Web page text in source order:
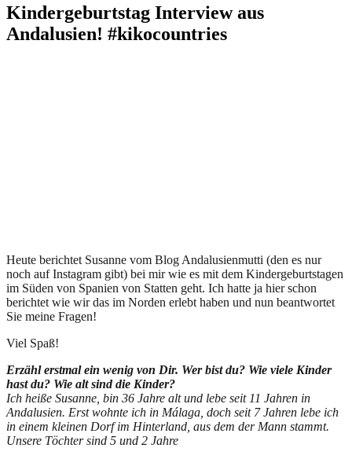
Kindergeburtstag Interview aus
Andalusien! #kikocountries
Heute berichtet Susanne vom Blog Andalusienmutti (den es nur
noch auf Instagram gibt) bei mir wie es mit dem Kindergeburtstagen
im Süden von Spanien von Statten geht. Ich hatte ja hier schon
berichtet wie wir das im Norden erlebt haben und nun beantwortet
Sie meine Fragen!
Viel Spaß!
Erzähl erstmal ein wenig von Dir. Wer bist du? Wie viele Kinder
hast du? Wie alt sind die Kinder?
Ich heiße Susanne, bin 36 Jahre alt und lebe seit 11 Jahren in
Andalusien. Erst wohnte ich in Málaga, doch seit 7 Jahren lebe ich
in einem kleinen Dorf im Hinterland, aus dem der Mann stammt.
Unsere Töchter sind 5 und 2 Jahre